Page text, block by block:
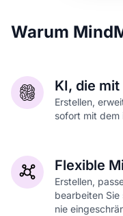
Warum
KI, die
Erstellen,
sofort mit dem
Flexible
Erstellen,
bearbeiten Sie
nie